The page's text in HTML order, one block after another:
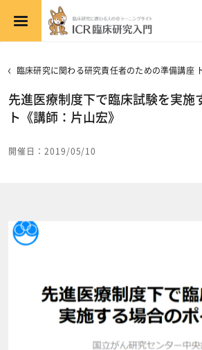
メインコンテンツへスキップする
臨床研究に関わる研究責任者のための準備講座
先進医療制度下で臨床試験を実施
ト《講師：片山宏》
開催日：2019/05/10